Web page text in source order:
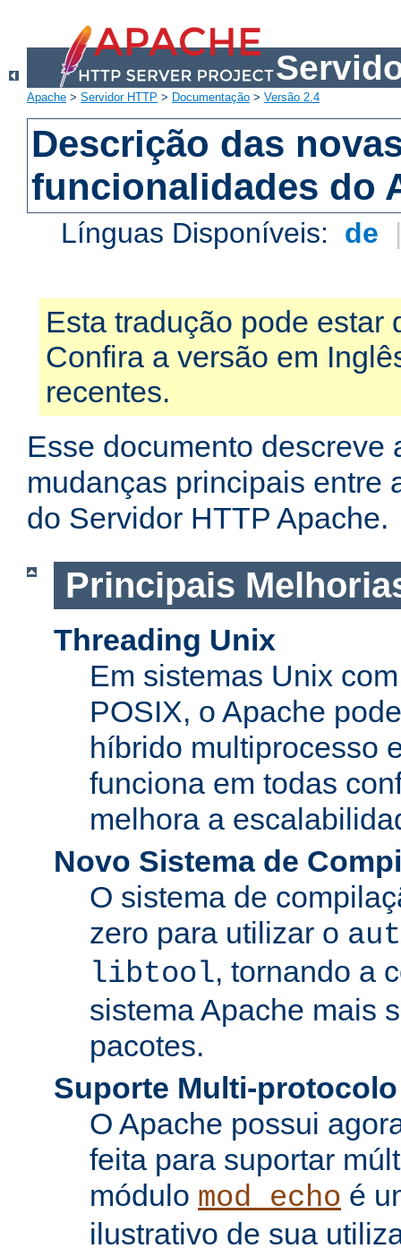
Apache > Servidor HTTP > Documentação > Versão 2.4
Descrição das
funcionalidades do
Línguas Disponíveis: de
Esta tradução pode estar
Confira a versão em
recentes.
Esse documento descreve
mudanças principais entre
do Servidor HTTP Apache.
Principais
Threading Unix
Em sistemas Unix
POSIX, o Apache
híbrido multiprocesso
funciona em todas
melhora a
Novo Sistema de
O sistema de
zero para utilizar o
libtool, tornando a
sistema Apache mais
pacotes.
Suporte Multi-protocolo
O Apache possui
feita para suportar
módulo mod_echo é
ilustrativo de sua